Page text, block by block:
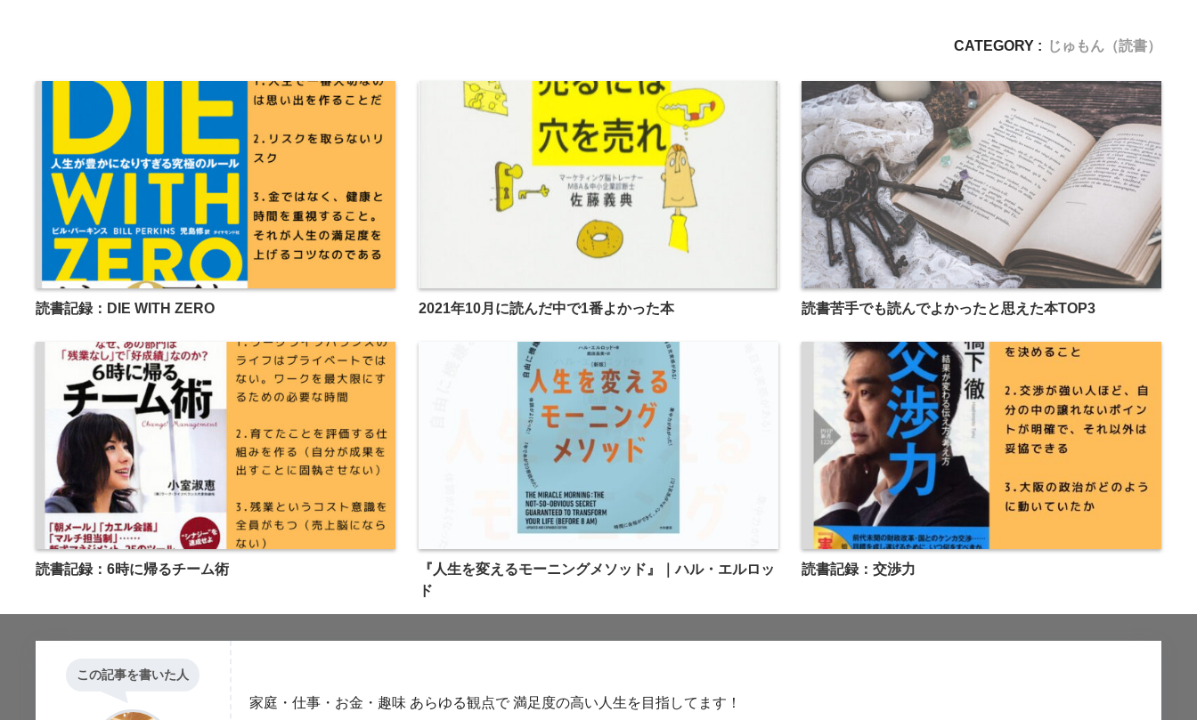
CATEGORY : じゅもん（読書）
読書記録：DIE WITH ZERO 2021年10月に読んだ中で1番よかった本 読書苦手でも読んでよかったと思えた本TOP3
読書記録：6時に帰るチーム術
『人生を変えるモーニングメソッド』｜ハル・エルロッ
ド
読書記録：交渉力
この記事を書いた人
家庭・仕事・お金・趣味 あらゆる観点で 満足度の高い人生を目指してます！